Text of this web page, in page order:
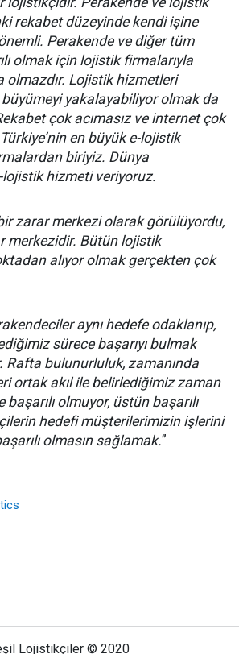
rekabet düzeyinde kendi işine
Perakende ve diğer tüm
olmak için lojistik firmalarıyla
olmazdır. Lojistik hizmetleri
büyümeyi yakalayabiliyor olmak da
çok acımasız ve internet çok
en büyük e-lojistik
biriyiz. Dünya
hizmeti veriyoruz.
zarar merkezi olarak görülüyordu,
merkezidir. Bütün lojistik
alıyor olmak gerçekten çok
aynı hedefe odaklanıp,
sürece başarıyı bulmak
Rafta bulunurluluk, zamanında
ortak akıl ile belirlediğimiz zaman
olmuyor, üstün başarılı
hedefi müşterilerimizin işlerini
olmasın sağlamak.”
Lojistikçiler © 2020